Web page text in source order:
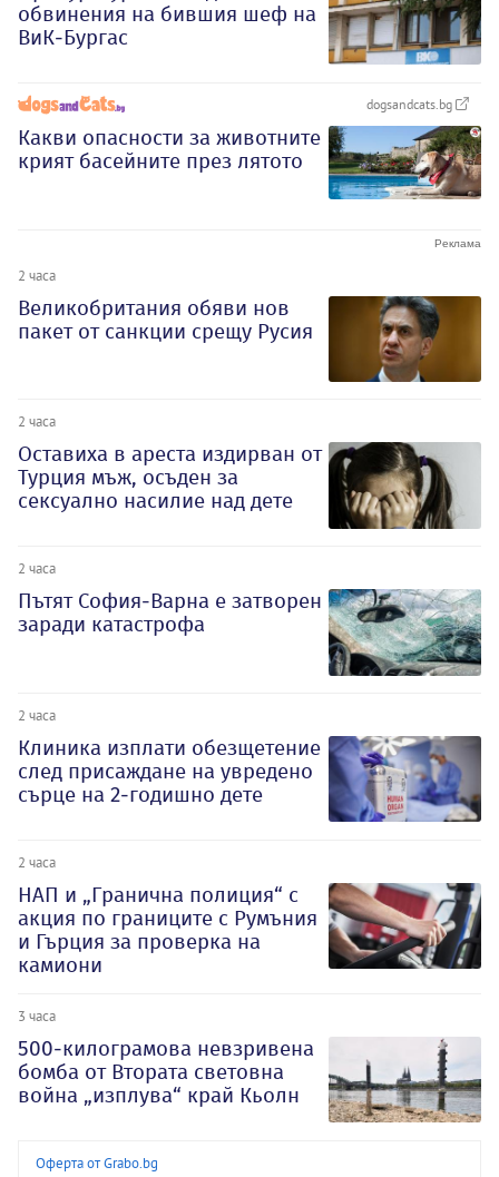
обвинения на бившия шеф на
ВиК-Бургас
dogsandcats.bg
Какви опасности за животните
крият басейните през лятото
2 часа
Великобритания обяви нов
пакет от санкции срещу Русия
2 часа
Оставиха в ареста издирван от
Турция мъж, осъден за
сексуално насилие над дете
2 часа
Пътят София-Варна е затворен
заради катастрофа
2 часа
Клиника изплати обезщетение
след присаждане на увредено
сърце на 2-годишно дете
2 часа
НАП и „Гранична полиция“ с
акция по границите с Румъния
и Гърция за проверка на
камиони
3 часа
500-килограмова невзривена
бомба от Втората световна
война „изплува“ край Кьолн
Оферта от Grabo.bg